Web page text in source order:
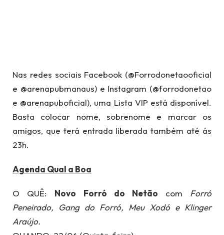
Nas redes sociais Facebook (@Forrodonetaooficial
e @arenapubmanaus) e Instagram (@forrodonetao
e @arenapuboficial), uma Lista VIP está disponível.
Basta colocar nome, sobrenome e marcar os
amigos, que terá entrada liberada também até ás
23h.
Agenda Qual a Boa
O QUÊ: Novo Forró do Netão com Forró
Peneirado, Gang do Forró, Meu Xodó e Klinger
Araújo.